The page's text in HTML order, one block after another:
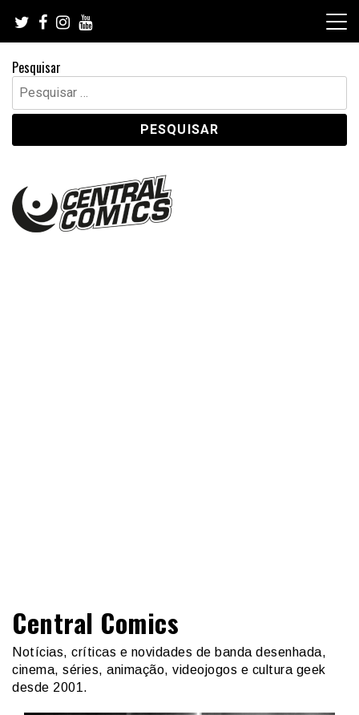
content
Pesquisar
Pesquisar
por:
Central Comics
Notícias, críticas e novidades de banda desenhada,
cinema, séries, animação, videojogos e cultura geek
desde 2001.